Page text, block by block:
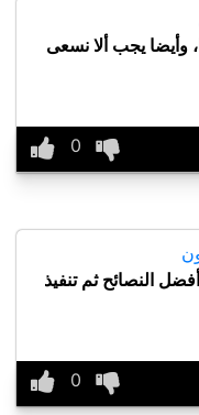
وأيضا يجب ألا نسعى
النصائح ثم تنفيذ